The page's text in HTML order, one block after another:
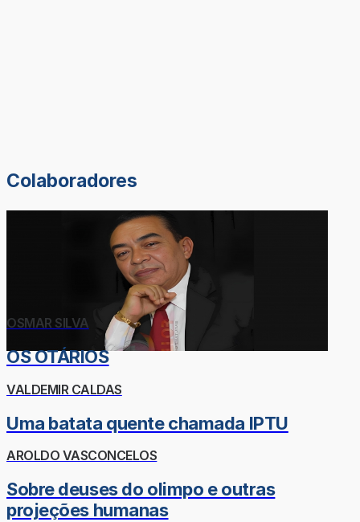
Colaboradores
OSMAR SILVA
OS OTÁRIOS
VALDEMIR CALDAS
Uma batata quente chamada IPTU
AROLDO VASCONCELOS
Sobre deuses do olimpo e outras
projeções humanas